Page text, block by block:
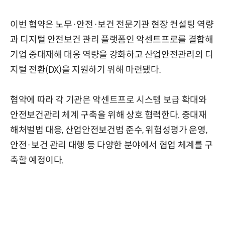
이번 협약은 노무·안전·보건 전문기관 현장 컨설팅 역량
과 디지털 안전보건 관리 플랫폼인 악센트프로를 결합해
기업 중대재해 대응 역량을 강화하고 산업안전관리의 디
지털 전환(DX)을 지원하기 위해 마련됐다.
협약에 따라 각 기관은 악센트프로 시스템 보급 확대와
안전보건관리 체계 구축을 위해 상호 협력한다. 중대재
해처벌법 대응, 산업안전보건법 준수, 위험성평가 운영,
안전·보건 관리 대행 등 다양한 분야에서 협업 체계를 구
축할 예정이다.